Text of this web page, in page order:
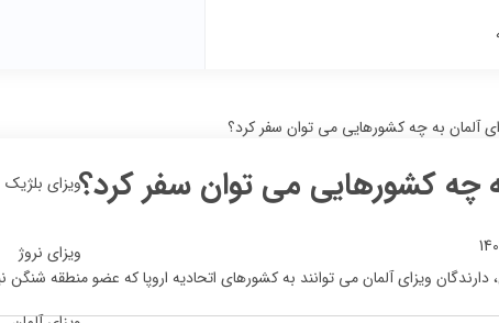
ویزای بلژیک
ویزای نروژ
آلمان به چه کشورهایی می توان سفر کرد؟
چه کشورهایی می توان سفر کرد؟
ویزای آلمان می توانند به کشورهای اتحادیه اروپا که عضو منطقه شنگن